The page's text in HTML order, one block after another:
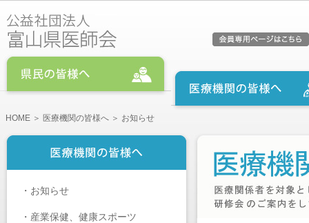
HOME ＞ 医療機関の皆様へ ＞ お知らせ
・ お知らせ
・ 産業保健、健康スポーツ